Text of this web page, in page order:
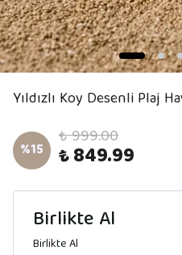
Yıldızlı Koy Desenli Plaj
%15 ₺ 999.00
₺ 849.99
Birlikte Al
Birlikte Al